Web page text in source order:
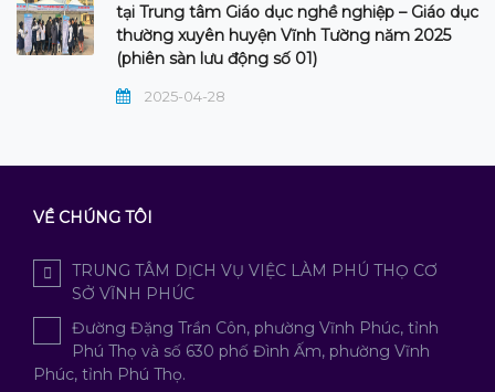
tại Trung tâm Giáo dục nghề nghiệp – Giáo dục
thường xuyên huyện Vĩnh Tường năm 2025
(phiên sàn lưu động số 01)
2025-04-28
VỀ CHÚNG TÔI
TRUNG TÂM DỊCH VỤ VIỆC LÀM PHÚ THỌ CƠ
SỞ VĨNH PHÚC
Đường Đặng Trần Côn, phường Vĩnh Phúc, tỉnh
Phú Thọ và số 630 phố Đình Ấm, phường Vĩnh
Phúc, tỉnh Phú Thọ.